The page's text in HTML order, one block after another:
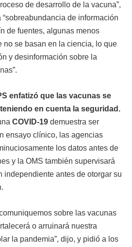
de desarrollo de la vacuna”,
de información
de fuentes, algunas menos
no se basan en la ciencia, lo que
y desinformación sobre la
enfatizó que las vacunas se
en cuenta la seguridad.
COVID-19 demuestra ser
ensayo clínico, las agencias
los datos antes de
y la OMS también supervisará
independiente antes de otorgar su
sobre las vacunas
o arruinará nuestra
la pandemia”, dijo, y pidió a los